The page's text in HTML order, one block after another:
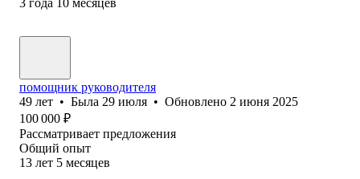
помощник руководителя
49 лет • Была 29 июля • Обновлено 2 июня 2025
100 000 ₽
Рассматривает предложения
Общий опыт
13 лет 5 месяцев